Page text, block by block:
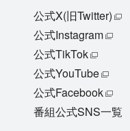
公式X(旧Twitter)
公式Instagram
公式TikTok
公式YouTube
公式Facebook
番組公式SNS一覧